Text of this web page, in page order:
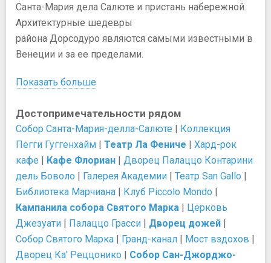
Санта-Мария дела Салюте и пристань набережной.
Архитектурные шедевры
района Дорсодуро являются самыми известными в
Венеции и за ее пределами.
Показать больше
Достопримечательности рядом
Собор Санта-Мария-делла-Салюте | Коллекция
Пегги Гуггенхайм | Театр Ла Фениче | Хард-рок
кафе | Кафе Флориан | Дворец Палаццо Контарини
дель Боволо | Галерея Академии | Театр San Gallo |
Библиотека Марчиана | Клуб Piccolo Mondo |
Кампанила собора Святого Марка | Церковь
Джезуати | Палаццо Грасси | Дворец дожей |
Собор Святого Марка | Гранд-канал | Мост вздохов |
Дворец Ка' Реццонико | Собор Сан-Джорджо-